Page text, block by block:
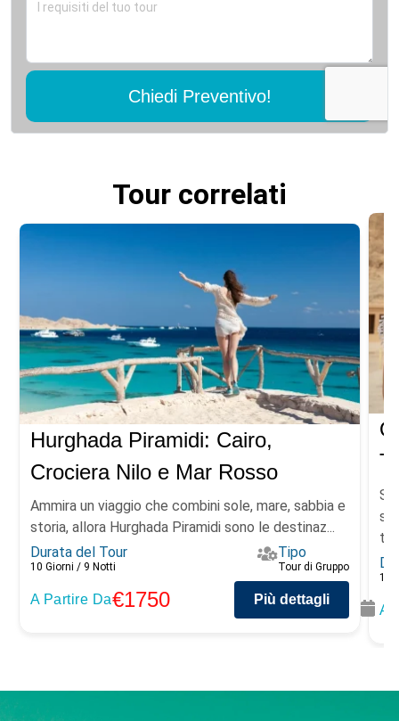
Chiedi Preventivo!
Tour correlati
Hurghada Piramidi: Cairo,
Crociera Nilo e Mar Rosso
Ammira un viaggio che combini sole, mare, sabbia e
storia, allora Hurghada Piramidi sono le destinaz...
Durata del Tour
10 Giorni / 9 Notti
Tipo
Tour di Gruppo
A Partire Da€1750 Più dettagli
10
A